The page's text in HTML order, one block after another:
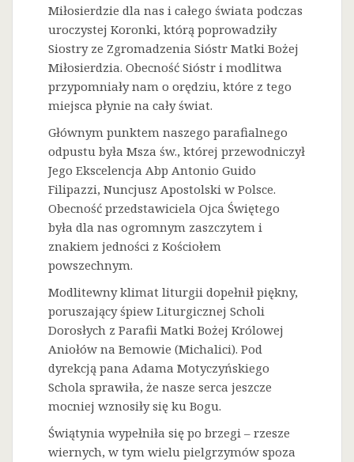
Miłosierdzie dla nas i całego świata podczas
uroczystej Koronki, którą poprowadziły
Siostry ze Zgromadzenia Sióstr Matki Bożej
Miłosierdzia. Obecność Sióstr i modlitwa
przypomniały nam o orędziu, które z tego
miejsca płynie na cały świat.
Głównym punktem naszego parafialnego
odpustu była Msza św., której przewodniczył
Jego Ekscelencja Abp Antonio Guido
Filipazzi, Nuncjusz Apostolski w Polsce.
Obecność przedstawiciela Ojca Świętego
była dla nas ogromnym zaszczytem i
znakiem jedności z Kościołem
powszechnym.
Modlitewny klimat liturgii dopełnił piękny,
poruszający śpiew Liturgicznej Scholi
Dorosłych z Parafii Matki Bożej Królowej
Aniołów na Bemowie (Michalici). Pod
dyrekcją pana Adama Motyczyńskiego
Schola sprawiła, że nasze serca jeszcze
mocniej wznosiły się ku Bogu.
Świątynia wypełniła się po brzegi – rzesze
wiernych, w tym wielu pielgrzymów spoza